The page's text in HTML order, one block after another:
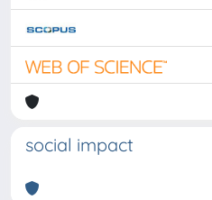
social impact